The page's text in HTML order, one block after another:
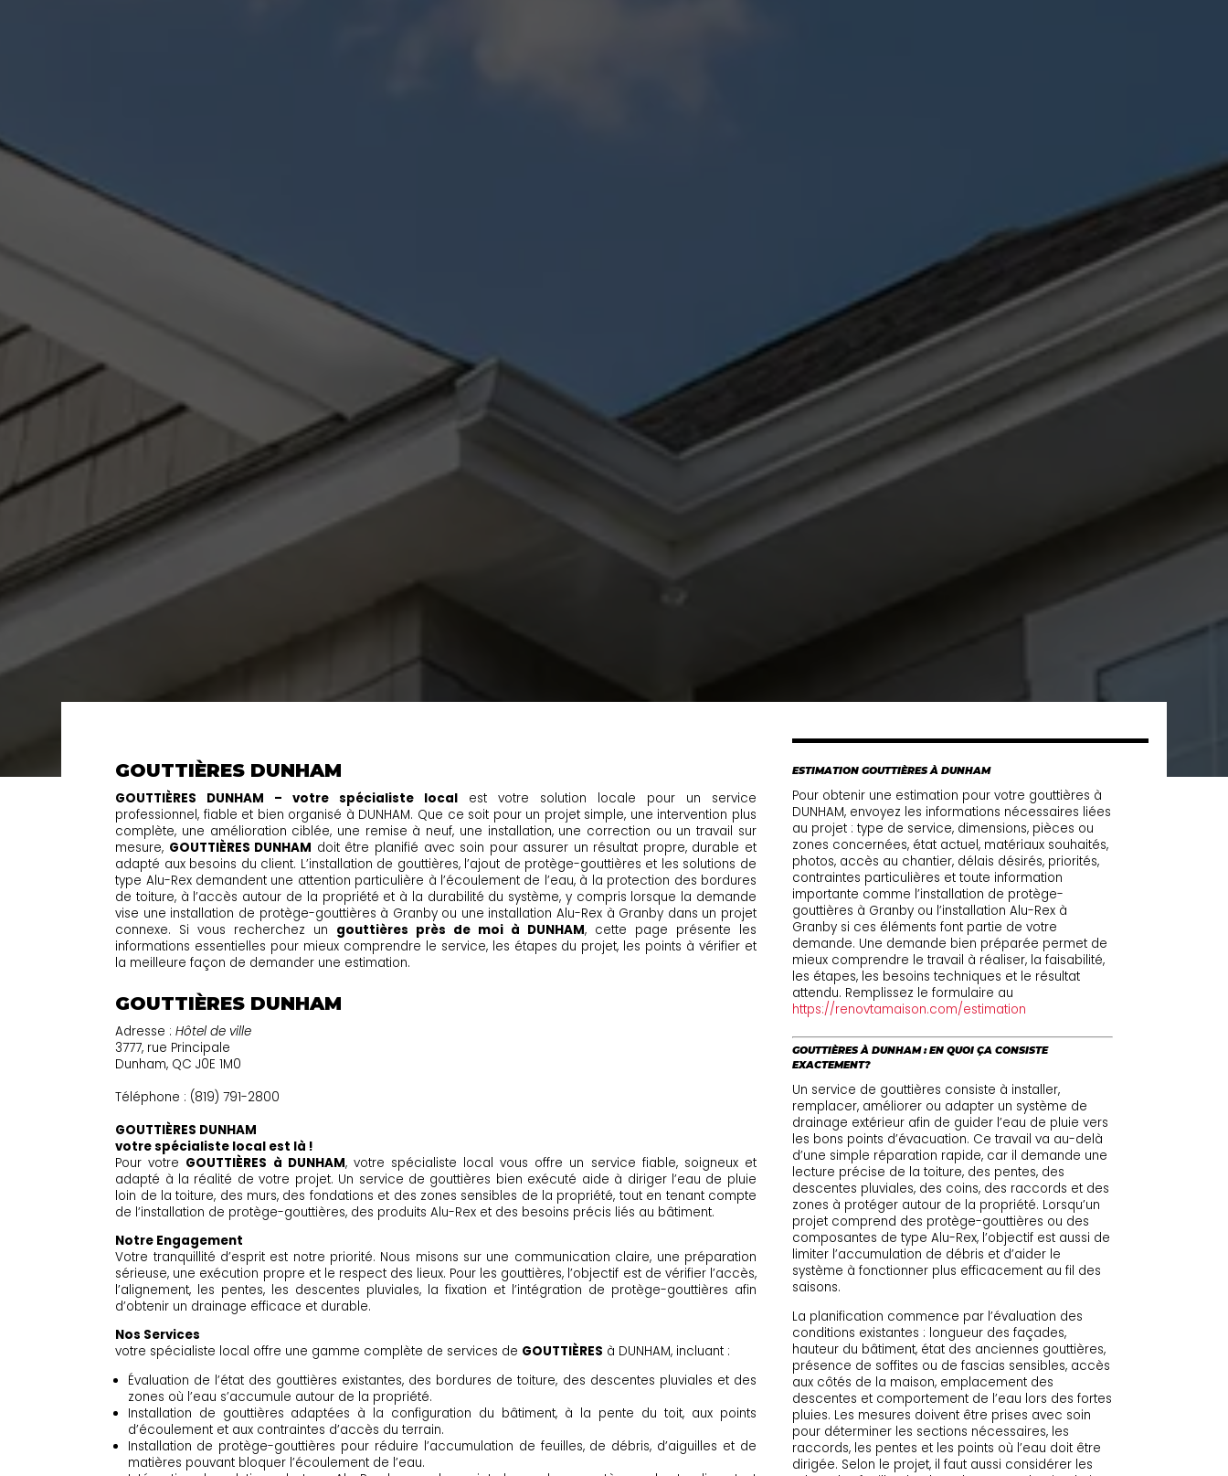
GOUTTIÈRES DUNHAM
GOUTTIÈRES DUNHAM – votre spécialiste local est votre solution locale pour un service
professionnel, fiable et bien organisé à DUNHAM. Que ce soit pour un projet simple, une intervention plus
complète, une amélioration ciblée, une remise à neuf, une installation, une correction ou un travail sur
mesure, GOUTTIÈRES DUNHAM doit être planifié avec soin pour assurer un résultat propre, durable et
adapté aux besoins du client. L’installation de gouttières, l’ajout de protège-gouttières et les solutions de
type Alu-Rex demandent une attention particulière à l’écoulement de l’eau, à la protection des bordures
de toiture, à l’accès autour de la propriété et à la durabilité du système, y compris lorsque la demande
vise une installation de protège-gouttières à Granby ou une installation Alu-Rex à Granby dans un projet
connexe. Si vous recherchez un gouttières près de moi à DUNHAM, cette page présente les
informations essentielles pour mieux comprendre le service, les étapes du projet, les points à vérifier et
la meilleure façon de demander une estimation.
GOUTTIÈRES DUNHAM
Adresse :Hôtel de ville
3777, rue Principale
Dunham, QC J0E 1M0
Téléphone : (819) 791-2800
GOUTTIÈRES DUNHAM
votre spécialiste local est là !
Pour votre GOUTTIÈRES à DUNHAM, votre spécialiste local vous offre un service fiable, soigneux et
adapté à la réalité de votre projet. Un service de gouttières bien exécuté aide à diriger l’eau de pluie
loin de la toiture, des murs, des fondations et des zones sensibles de la propriété, tout en tenant compte
de l’installation de protège-gouttières, des produits Alu-Rex et des besoins précis liés au bâtiment.
Notre Engagement
Votre tranquillité d’esprit est notre priorité. Nous misons sur une communication claire, une préparation
sérieuse, une exécution propre et le respect des lieux. Pour les gouttières, l’objectif est de vérifier l’accès,
l’alignement, les pentes, les descentes pluviales, la fixation et l’intégration de protège-gouttières afin
d’obtenir un drainage efficace et durable.
Nos Services
votre spécialiste local offre une gamme complète de services de GOUTTIÈRES à DUNHAM, incluant :
Évaluation de l’état des gouttières existantes, des bordures de toiture, des descentes pluviales et des
zones où l’eau s’accumule autour de la propriété.
Installation de gouttières adaptées à la configuration du bâtiment, à la pente du toit, aux points
d’écoulement et aux contraintes d’accès du terrain.
Installation de protège-gouttières pour réduire l’accumulation de feuilles, de débris, d’aiguilles et de
matières pouvant bloquer l’écoulement de l’eau.
ESTIMATION GOUTTIÈRES À DUNHAM
Pour obtenir une estimation pour votre gouttières à
DUNHAM, envoyez les informations nécessaires liées
au projet : type de service, dimensions, pièces ou
zones concernées, état actuel, matériaux souhaités,
photos, accès au chantier, délais désirés, priorités,
contraintes particulières et toute information
importante comme l’installation de protège-
gouttières à Granby ou l’installation Alu-Rex à
Granby si ces éléments font partie de votre
demande. Une demande bien préparée permet de
mieux comprendre le travail à réaliser, la faisabilité,
les étapes, les besoins techniques et le résultat
attendu. Remplissez le formulaire au
https://renovtamaison.com/estimation
GOUTTIÈRES À DUNHAM : EN QUOI ÇA CONSISTE
EXACTEMENT?
Un service de gouttières consiste à installer,
remplacer, améliorer ou adapter un système de
drainage extérieur afin de guider l’eau de pluie vers
les bons points d’évacuation. Ce travail va au-delà
d’une simple réparation rapide, car il demande une
lecture précise de la toiture, des pentes, des
descentes pluviales, des coins, des raccords et des
zones à protéger autour de la propriété. Lorsqu’un
projet comprend des protège-gouttières ou des
composantes de type Alu-Rex, l’objectif est aussi de
limiter l’accumulation de débris et d’aider le
système à fonctionner plus efficacement au fil des
saisons.
La planification commence par l’évaluation des
conditions existantes : longueur des façades,
hauteur du bâtiment, état des anciennes gouttières,
présence de soffites ou de fascias sensibles, accès
aux côtés de la maison, emplacement des
descentes et comportement de l’eau lors des fortes
pluies. Les mesures doivent être prises avec soin
pour déterminer les sections nécessaires, les
raccords, les pentes et les points où l’eau doit être
dirigée. Selon le projet, il faut aussi considérer les